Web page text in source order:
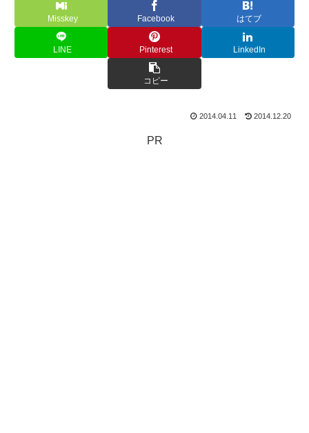
Misskey Facebook はてブ
LINE Pinterest LinkedIn
コピー
2014.04.11 2014.12.20
PR